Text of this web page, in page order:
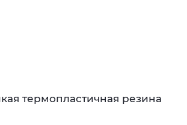
термопластичная резина